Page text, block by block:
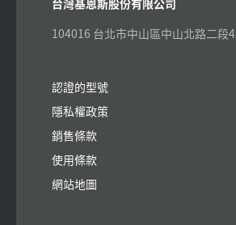
104016 台北市中山區中山北路二段
認證的型號
隱私權政策
銷售條款
使用條款
網站地圖